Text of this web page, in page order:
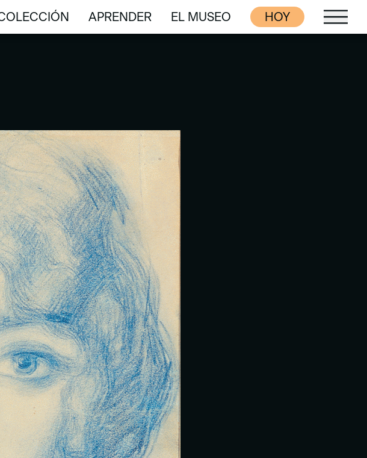
APRENDER
APRENDER
EL MUSEO
EL MUSEO
HOY